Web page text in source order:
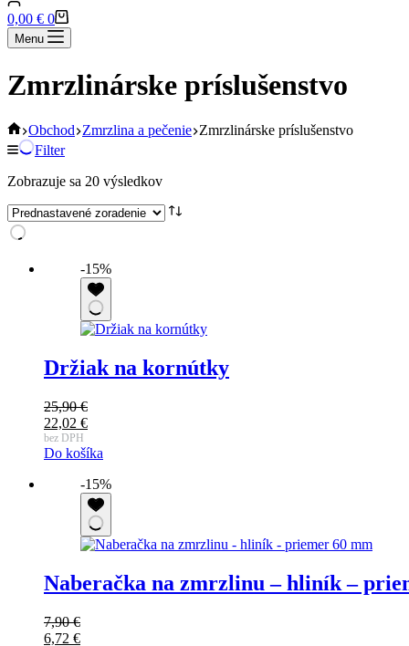
Shopping
cart
0,00 € 0
Menu
Zmrzlinárske príslušenstvo
Home
Obchod Zmrzlina a pečenie Zmrzlinárske príslušenstvo
Filter
Zobrazuje sa 20 výsledkov
-15%
Držiak na kornútky
25,90€
Pôvodná
cena
bola:
22,02 €
Aktuálna
cena
22,02 €.
bez DPH
Do košíka
-15%
Naberačka na zmrzlinu – hliník –
7,90€
Pôvodná
6,72 €